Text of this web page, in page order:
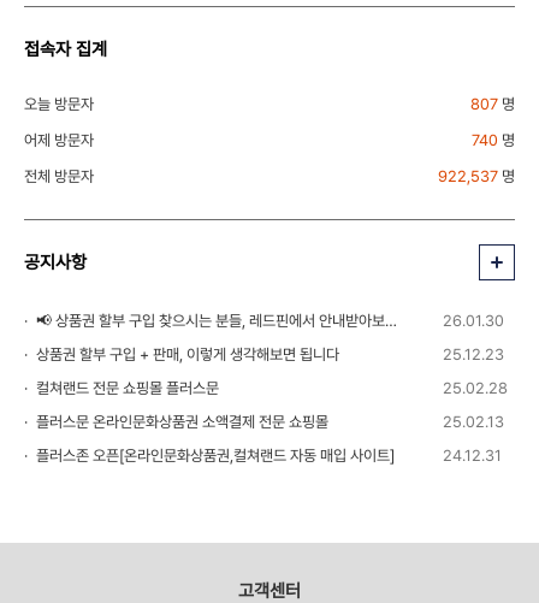
접속자 집계
오늘 방문자 807 명
어제 방문자
740 명
전체 방문자
922,537 명
공지사항
📢 상품권 할부 구입 찾으시는 분들, 레드핀에서 안내받아보세요!
26.01.30
상품권 할부 구입 + 판매, 이렇게 생각해보면 됩니다
25.12.23
컬쳐랜드 전문 쇼핑몰 플러스문
25.02.28
플러스문 온라인문화상품권 소액결제 전문 쇼핑몰
25.02.13
플러스존 오픈[온라인문화상품권,컬쳐랜드 자동 매입 사이트]
24.12.31
고객센터